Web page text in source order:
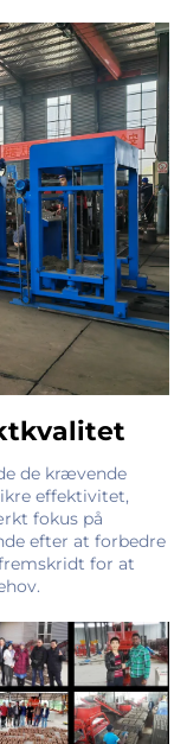
de krævende
effektivitet,
fokus på
efter at forbedre
for at